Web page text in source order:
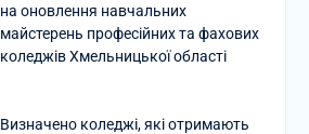
на оновлення навчальних
майстерень професійних та фахових
коледжів Хмельницької області
Визначено коледжі, які отримають